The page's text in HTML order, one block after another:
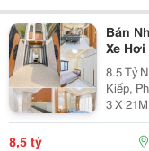
Bán
Xe
Xích
8.5 Tỷ
Kiếp,
3 X
Có
Giá
8,5 tỷ